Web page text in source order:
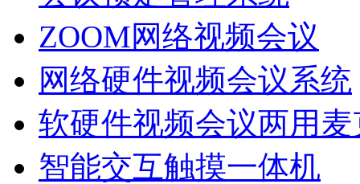
ZOOM网络视频会议
网络硬件视频会议系统
软硬件视频会议两用麦
智能交互触摸一体机